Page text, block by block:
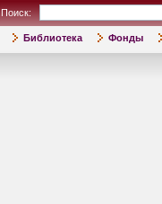
Поиск:
Библиотека Фонды